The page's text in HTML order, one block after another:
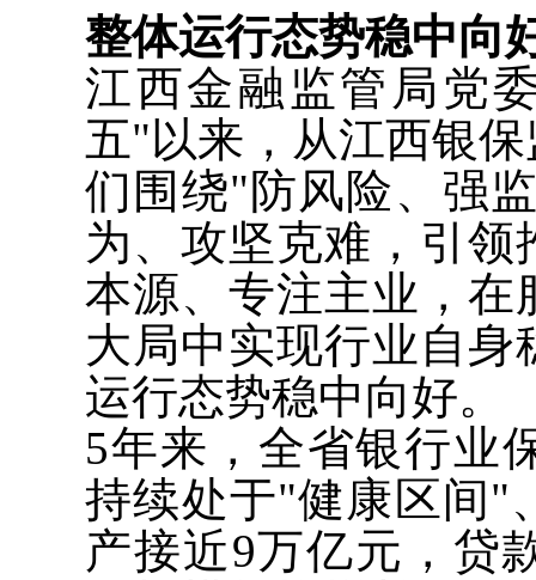
整体运行态势稳中向
江西金融监管局党
五"以来，从江西银
们围绕"防风险、强
为、攻坚克难，引
本源、专注主业，在
大局中实现行业自身
运行态势稳中向好。
5年来，全省银行业
持续处于"健康区间"
产接近9万亿元，贷